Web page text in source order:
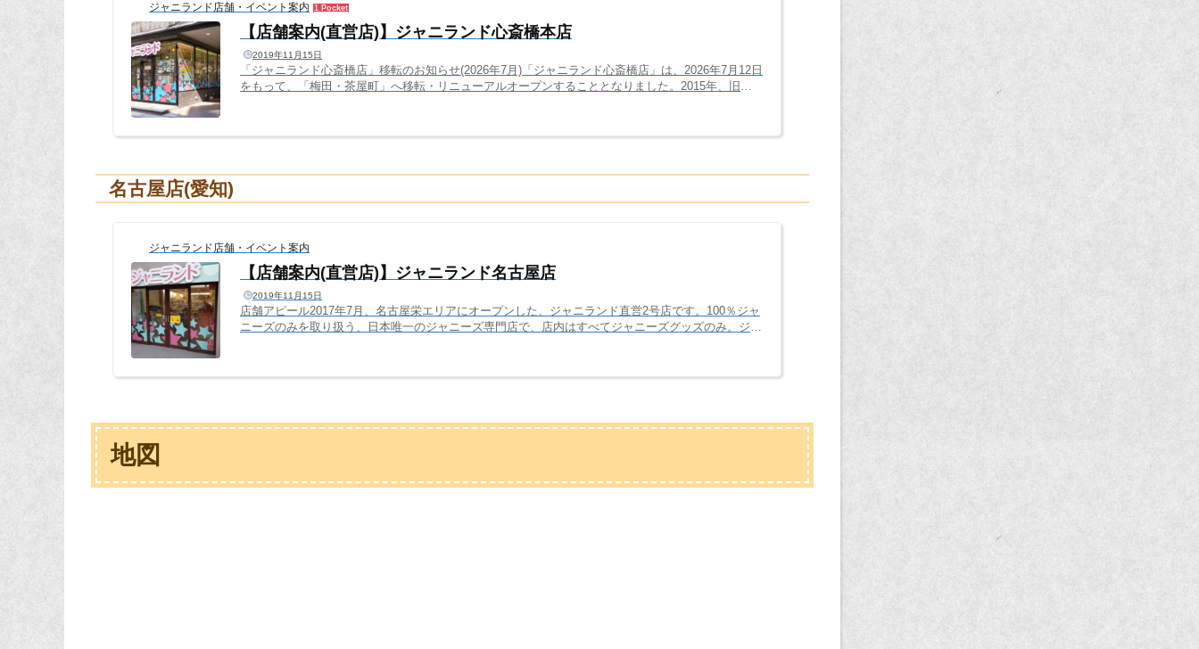
ジャニランド店舗・イベント案内 1 Pocket
【店舗案内(直営店)】ジャニランド心斎橋本店
2019年11月15日
「ジャニランド心斎橋店」移転のお知らせ(2026年7月)「ジャニランド心斎橋店」は、2026年7月12日
をもって、「梅田・茶屋町」へ移転・リニューアルオープンすることとなりました。2015年、旧ジ
店」へのご来店、ご利用心よりお待ちしております。━━━━━━━━━━━━━━━━━━━━
名古屋店(愛知)
ジャニランド店舗・イベント案内
【店舗案内(直営店)】ジャニランド名古屋店
2019年11月15日
店舗アピール2017年7月、名古屋栄エリアにオープンした、ジャニランド直営2号店です。100％ジャ
ニーズのみを取り扱う、日本唯一のジャニーズ専門店で、店内はすべてジャニーズグッズのみ。ジャ
は、ジャニーズファンの夢の国、ディズニーランドを目指します♫売り場面積、約50坪の店内は、心
地図